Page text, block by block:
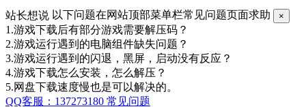
站长想说 以下问题在网站顶部菜单栏常见问题页面求助 ×
1.游戏下载后有部分游戏需要解压码？
2.游戏运行遇到的电脑组件缺失问题？
3.游戏运行遇到的闪退，黑屏，启动没有反应？
4.游戏下载怎么安装，怎么解压？
5.网盘下载速度慢也是可以解决的。
QQ客服：137273180 常见问题